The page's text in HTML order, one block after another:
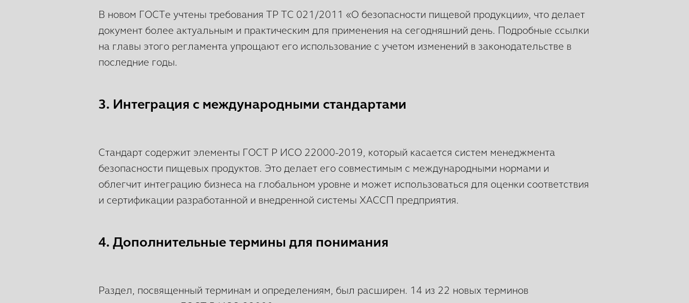
В новом ГОСТе учтены требования ТР ТС 021/2011 «О безопасности пищевой продукции», что делает
документ более актуальным и практическим для применения на сегодняшний день. Подробные ссылки
на главы этого регламента упрощают его использование с учетом изменений в законодательстве в
последние годы.
3. Интеграция с международными стандартами
Стандарт содержит элементы ГОСТ Р ИСО 22000-2019, который касается систем менеджмента
безопасности пищевых продуктов. Это делает его совместимым с международными нормами и
облегчит интеграцию бизнеса на глобальном уровне и может использоваться для оценки соответствия
и сертификации разработанной и внедренной системы ХАССП предприятия.
4. Дополнительные термины для понимания
Раздел, посвященный терминам и определениям, был расширен. 14 из 22 новых терминов